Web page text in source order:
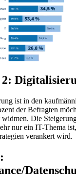
2:
ist in den
der Befragten
Die
nur ein IT-Thema
verankert wird.